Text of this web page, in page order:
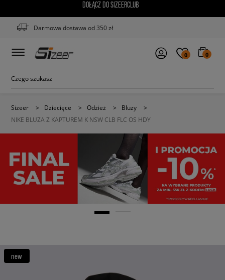
DOŁĄCZ DO SIZEERCLUB
Darmowa dostawa od 350 zł
0 0
Sizeer > Dziecięce > Odzież > Bluzy
>
NIKE BLUZA Z KAPTUREM K NSW CLB FLC OS HDY
new